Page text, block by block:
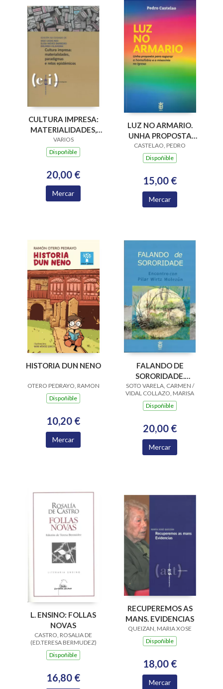
CULTURA IMPRESA:
MATERIALIDADES,
PARADIGMAS E
RETOS EPISTÉMICOS
VARIOS
Dispoñible
20,00 €
Mercar
LUZ NO ARMARIO.
UNHA PROPOSTA
PARA SUPERAR A
HOMOFOBIA E A
IGREXA
CASTELAO, PEDRO
Dispoñible
15,00 €
Mercar
HISTORIA DUN NENO
OTERO PEDRAYO, RAMON
Dispoñible
10,20 €
Mercar
FALANDO DE
SORORIDADE.
ENCONTRO CON
PILAR WIRTZ
MOLEZUN
SOTO VARELA, CARMEN /
VIDAL COLLAZO, MARISA
Dispoñible
20,00 €
Mercar
L. ENSINO: FOLLAS
NOVAS
CASTRO, ROSALIA DE
(ED.TERESA BERMUDEZ)
Dispoñible
16,80 €
RECUPEREMOS AS
MANS. EVIDENCIAS
QUEIZAN, MARIA XOSE
Dispoñible
18,00 €
Mercar